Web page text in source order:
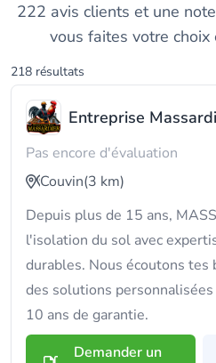
222 avis clients et une
vous faites votre choix
218 résultats
Entreprise
Pas encore d'évaluation
Couvin(3 km)
Depuis plus de 15 ans,
l'isolation du sol avec
durables. Nous écoutons tes
des solutions
10 ans de garantie.
Demander un